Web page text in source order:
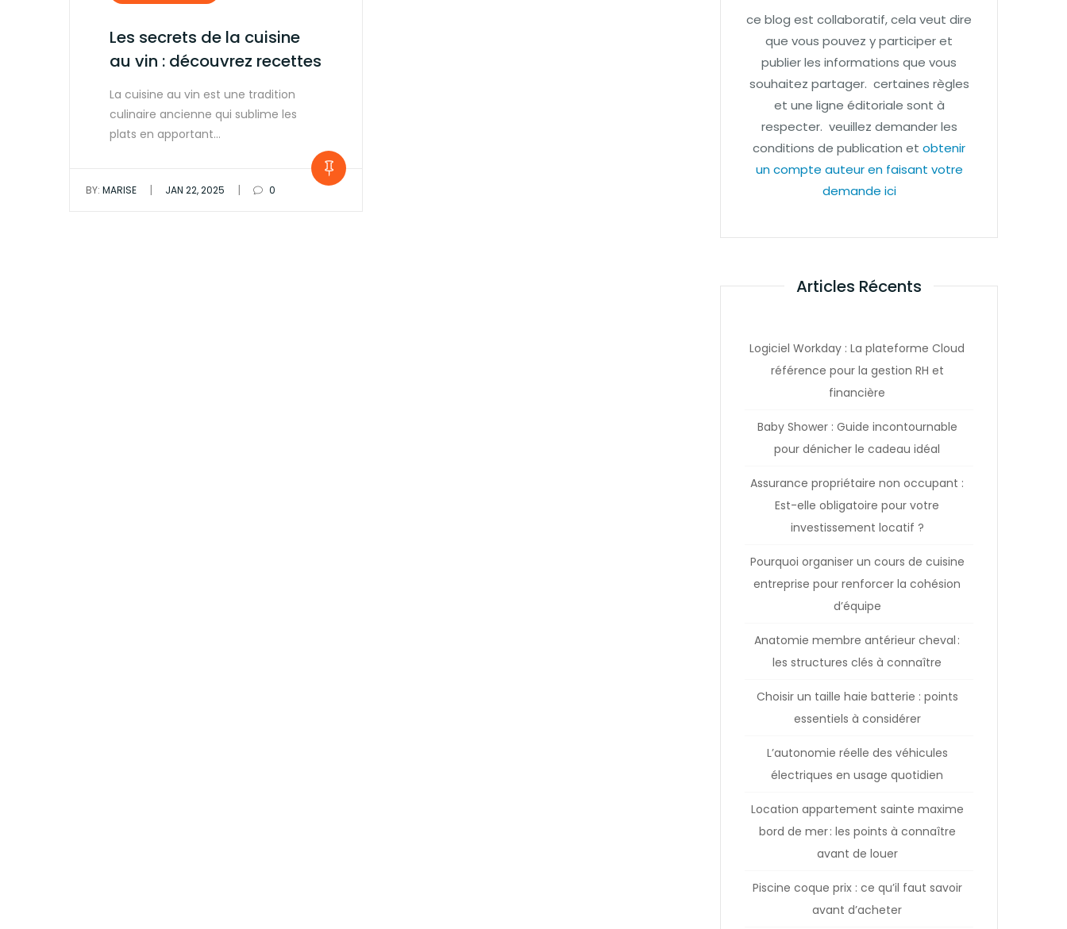
Les secrets de la cuisine
au vin : découvrez recettes
La cuisine au vin est une tradition
culinaire ancienne qui sublime les
plats en apportant…
BY: MARISE | JAN 22, 2025 | 0
ce blog est collaboratif, cela veut dire
que vous pouvez y participer et
publier les informations que vous
souhaitez partager. certaines règles
et une ligne éditoriale sont à
respecter. veuillez demander les
conditions de publication et obtenir
un compte auteur en faisant votre
demande ici
Articles Récents
Logiciel Workday : La plateforme Cloud
référence pour la gestion RH et
financière
Baby Shower : Guide incontournable
pour dénicher le cadeau idéal
Assurance propriétaire non occupant :
Est-elle obligatoire pour votre
investissement locatif ?
Pourquoi organiser un cours de cuisine
entreprise pour renforcer la cohésion
d’équipe
Anatomie membre antérieur cheval :
les structures clés à connaître
Choisir un taille haie batterie : points
essentiels à considérer
L’autonomie réelle des véhicules
électriques en usage quotidien
Location appartement sainte maxime
bord de mer : les points à connaître
avant de louer
Piscine coque prix : ce qu’il faut savoir
avant d’acheter